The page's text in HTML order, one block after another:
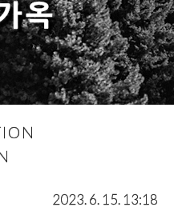
옥
2023. 6. 15. 13:18